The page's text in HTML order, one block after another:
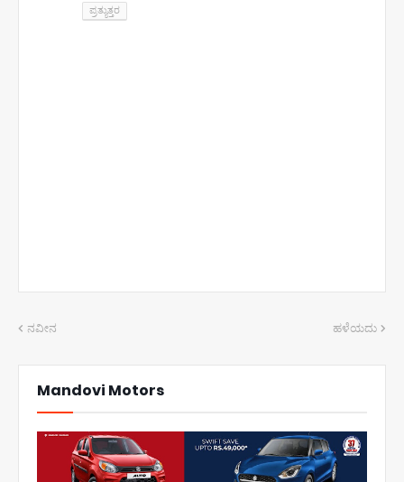
ಪ್ರತ್ಯುತ್ತರ
ನವೀನ ಹಳೆಯದು
Mandovi Motors